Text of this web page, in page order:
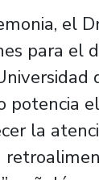
el
para el
potencia
la